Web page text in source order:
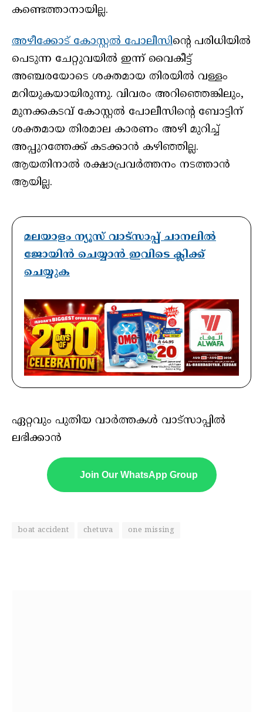
കണ്ടെത്താനായില്ല.
അഴീക്കോട് കോസ്റ്റൽ പോലീസിന്റെ പരിധിയിൽ
പെടുന്ന ചേറ്റുവയിൽ ഇന്ന് വൈകീട്ട്
അഞ്ചരയോടെ ശക്തമായ തിരയിൽ വള്ളം
മറിയുകയായിരുന്നു. വിവരം അറിഞ്ഞെങ്കിലും,
മുനക്കകടവ് കോസ്റ്റൽ പോലീസിന്റെ ബോട്ടിന്
ശക്തമായ തിരമാല കാരണം അഴി മുറിച്ച്
അപ്പുറത്തേക്ക് കടക്കാൻ കഴിഞ്ഞില്ല.
ആയതിനാൽ രക്ഷാപ്രവർത്തനം നടത്താൻ
ആയില്ല.
മലയാളം ന്യൂസ് വാട്സാപ്പ് ചാനലിൽ
ജോയിൻ ചെയ്യാൻ ഇവിടെ ക്ലിക്ക്
ചെയ്യുക
ഏറ്റവും പുതിയ വാർത്തകൾ വാട്സാപ്പിൽ
ലഭിക്കാൻ
Join Our WhatsApp Group
boat accident chetuva one missing